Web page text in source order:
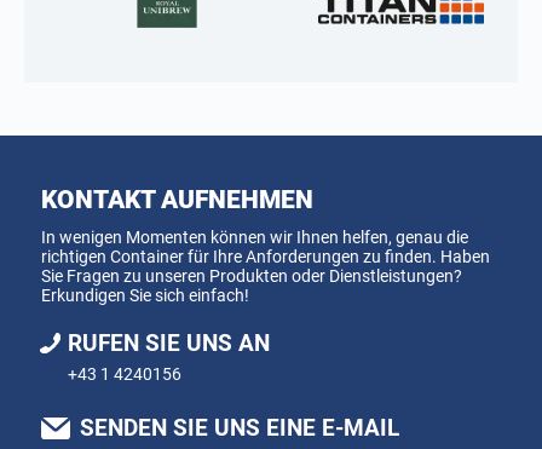
KONTAKT AUFNEHMEN
In wenigen Momenten können wir Ihnen helfen, genau die
richtigen Container für Ihre Anforderungen zu finden. Haben
Sie Fragen zu unseren Produkten oder Dienstleistungen?
Erkundigen Sie sich einfach!
RUFEN SIE UNS AN
+43 1 4240156
SENDEN SIE UNS EINE E-MAIL